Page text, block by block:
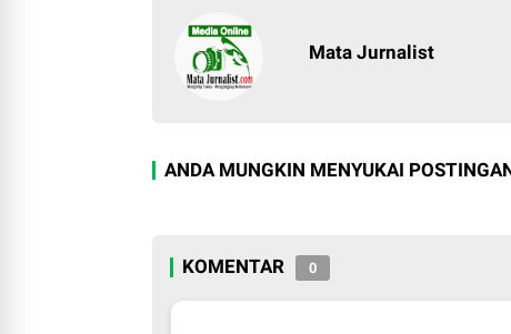
Mata Jurnalist
ANDA MUNGKIN MENYUKAI
KOMENTAR 0